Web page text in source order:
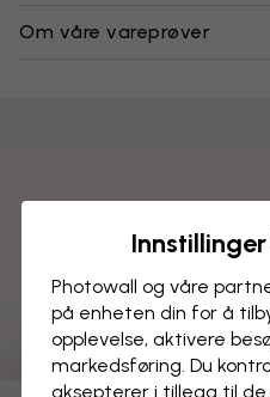
Om våre vareprøver
Photowall og våre
på enheten din for å
opplevelse, aktivere
markedsføring. Du
aksepterer i tillegg til